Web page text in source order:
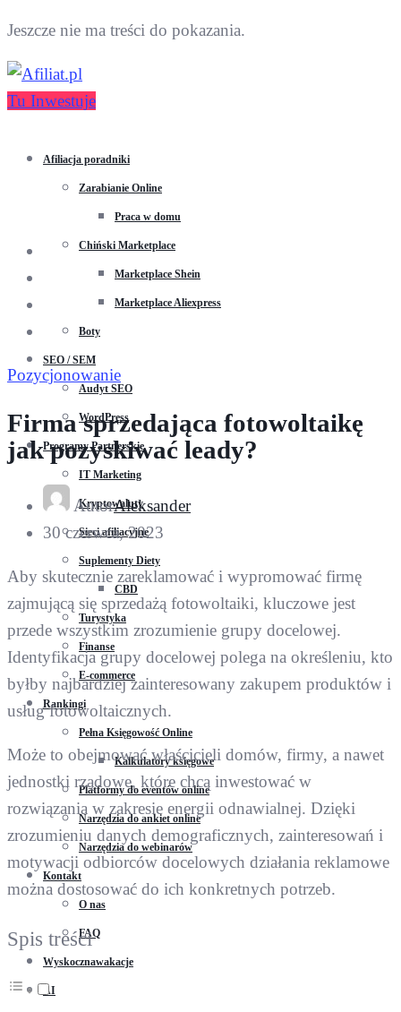
Jeszcze nie ma treści do pokazania.
Tu Inwestuje
Afiliacja poradniki
Zarabianie Online
Praca w domu
Chiński Marketplace
Marketplace Shein
Marketplace Aliexpress
Boty
SEO / SEM
Audyt SEO
WordPress
Programy Partnerskie
IT Marketing
Kryptowaluty
Sieci afiliacyjne
Suplementy Diety
CBD
Turystyka
Finanse
E-commerce
Rankingi
Pełna Księgowość Online
Kalkulatory księgowe
Platformy do eventów online
Narzędzia do ankiet online
Narzędzia do webinarów
Kontakt
O nas
FAQ
Wyskocznawakacje
AI
Pozycjonowanie
Firma sprzedająca fotowoltaikę
jak pozyskiwać leady?
AutorAleksander
30 czerwca, 2023
Aby skutecznie zareklamować i wypromować firmę
zajmującą się sprzedażą fotowoltaiki, kluczowe jest
przede wszystkim zrozumienie grupy docelowej.
Identyfikacja grupy docelowej polega na określeniu, kto
byłby najbardziej zainteresowany zakupem produktów i
usług fotowoltaicznych.
Może to obejmować właścicieli domów, firmy, a nawet
jednostki rządowe, które chcą inwestować w
rozwiązania w zakresie energii odnawialnej. Dzięki
zrozumieniu danych demograficznych, zainteresowań i
motywacji odbiorców docelowych działania reklamowe
można dostosować do ich konkretnych potrzeb.
Spis treści